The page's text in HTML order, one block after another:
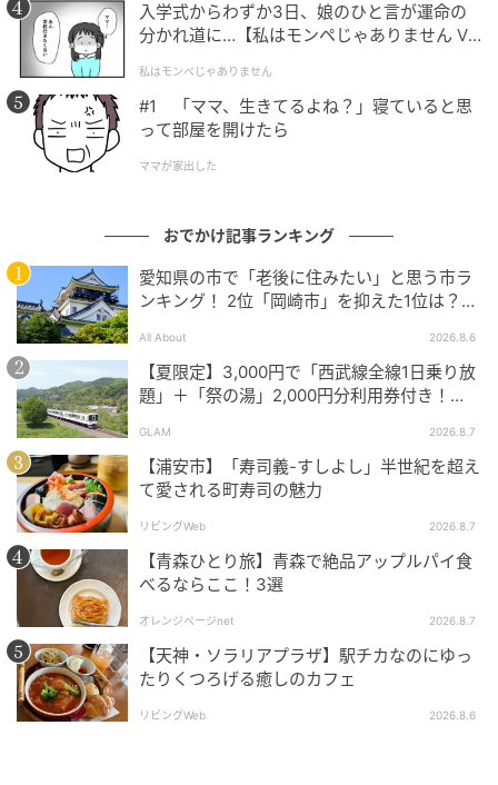
コルビージャックチーズバーガーは、とろけるチーズ
のコクに自家製キャンディハニーベーコンの甘み、キ
ャラメリゼオニオンの深みが重なり、王道の魅力を贅
沢に押し上げた一皿です。
入学式からわずか3日、娘のひと言が運命の
分かれ道に…【私はモンペじゃありません Vo
私はモンペじゃありません
#1 「ママ、生きてるよね？」寝ていると思
って部屋を開けたら
ママが家出した
おでかけ記事ランキング
愛知県の市で「老後に住みたい」と思う市ラ
ンキング！ 2位「岡崎市」を抑えた1位は？
All About 2026.8.6
【夏限定】3,000円で「西武線全線1日乗り放
題」＋「祭の湯」2,000円分利用券付き！
光
GLAM 2026.8.7
【浦安市】「寿司義-すしよし」半世紀を超え
て愛される町寿司の魅力
リビングWeb 2026.8.7
【青森ひとり旅】青森で絶品アップルパイ食
べるならここ！3選
オレンジページnet 2026.8.7
【天神・ソラリアプラザ】駅チカなのにゆっ
たりくつろげる癒しのカフェ
リビングWeb 2026.8.6